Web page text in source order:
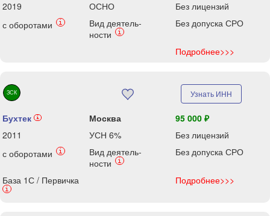
2019 ОСНО
Без лицензий
с оборотами
i
Вид деятель-
ности
i
Без допуска СРО
Подробнее>>>
ЗСК Узнать ИНН
Бухтек i Москва
95 000 ₽
2011
УСН 6%
Без лицензий
с оборотами
i
Вид деятель-
ности
i
Без допуска СРО
База 1С / Первичка
i
Подробнее>>>